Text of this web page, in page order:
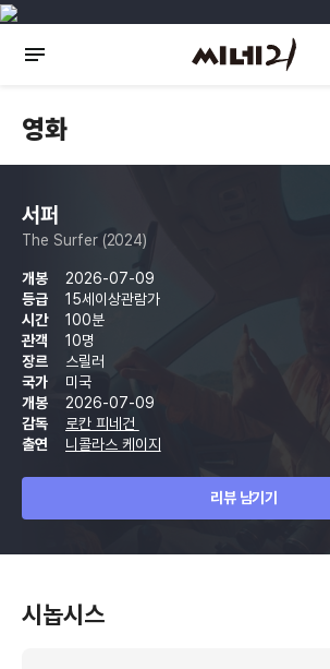
영화
서퍼
The Surfer (2024)
개봉
2026-07-09
등급
15세이상관람가
시간
100분
관객
10명
장르
스릴러
국가
미국
개봉
2026-07-09
감독
로칸 피네건
출연
니콜라스 케이지
리뷰 남기기
시놉시스